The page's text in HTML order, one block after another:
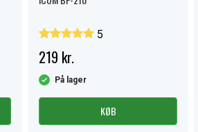
5
219 kr.
På lager
KØB